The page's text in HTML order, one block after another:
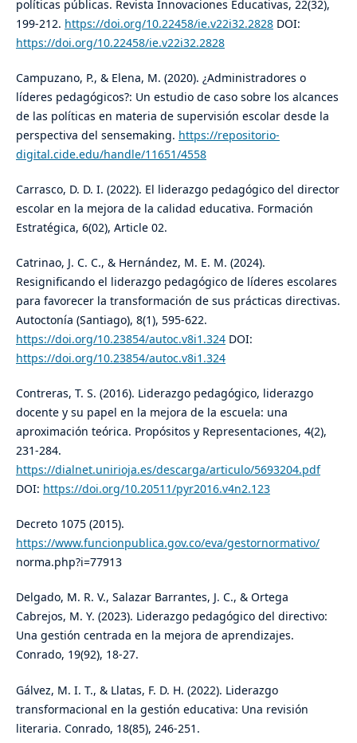
políticas públicas. Revista Innovaciones Educativas, 22(32),
199-212. https://doi.org/10.22458/ie.v22i32.2828DOI:
https://doi.org/10.22458/ie.v22i32.2828
Campuzano, P., & Elena, M. (2020). ¿Administradores o
líderes pedagógicos?: Un estudio de caso sobre los alcances
de las políticas en materia de supervisión escolar desde la
perspectiva del sensemaking. https://repositorio-
digital.cide.edu/handle/11651/4558
Carrasco, D. D. I. (2022). El liderazgo pedagógico del director
escolar en la mejora de la calidad educativa. Formación
Estratégica, 6(02), Article 02.
Catrinao, J. C. C., & Hernández, M. E. M. (2024).
Resignificando el liderazgo pedagógico de líderes escolares
para favorecer la transformación de sus prácticas directivas.
Autoctonía (Santiago), 8(1), 595-622.
https://doi.org/10.23854/autoc.v8i1.324DOI:
https://doi.org/10.23854/autoc.v8i1.324
Contreras, T. S. (2016). Liderazgo pedagógico, liderazgo
docente y su papel en la mejora de la escuela: una
aproximación teórica. Propósitos y Representaciones, 4(2),
231-284.
https://dialnet.unirioja.es/descarga/articulo/5693204.pdf
DOI: https://doi.org/10.20511/pyr2016.v4n2.123
Decreto 1075 (2015).
https://www.funcionpublica.gov.co/eva/gestornormativo/
norma.php?i=77913
Delgado, M. R. V., Salazar Barrantes, J. C., & Ortega
Cabrejos, M. Y. (2023). Liderazgo pedagógico del directivo:
Una gestión centrada en la mejora de aprendizajes.
Conrado, 19(92), 18-27.
Gálvez, M. I. T., & Llatas, F. D. H. (2022). Liderazgo
transformacional en la gestión educativa: Una revisión
literaria. Conrado, 18(85), 246-251.